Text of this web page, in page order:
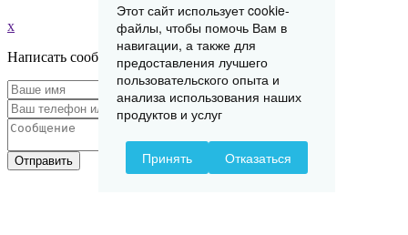
x
Написать сообщение
Отправить
Этот сайт использует cookie-
файлы, чтобы помочь Вам в
навигации, а также для
предоставления лучшего
пользовательского опыта и
анализа использования наших
продуктов и услуг
Принять Отказаться